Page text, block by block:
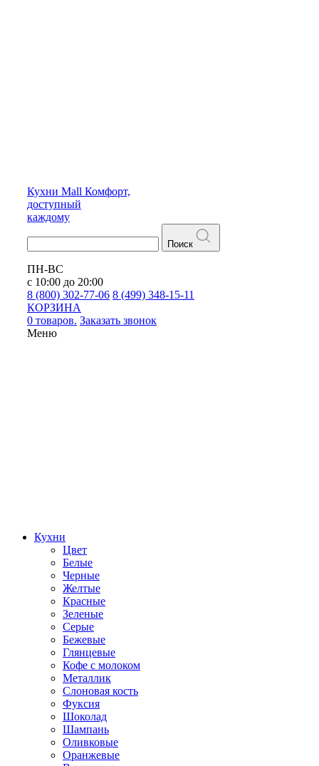
Кухни Mall Комфорт,
доступный
каждому
Поиск
ПН-ВС
с 10:00 до 20:00
8 (800) 302-77-06 8 (499) 348-15-11
КОРЗИНА
0 товаров. Заказать звонок
Меню
Кухни
Цвет
Белые
Черные
Желтые
Красные
Зеленые
Серые
Бежевые
Глянцевые
Кофе с молоком
Металлик
Слоновая кость
Фуксия
Шоколад
Шампань
Оливковые
Оранжевые